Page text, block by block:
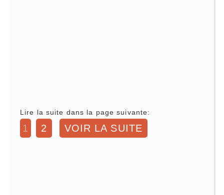
Lire la suite dans la page suivante:
1 2 VOIR LA SUITE